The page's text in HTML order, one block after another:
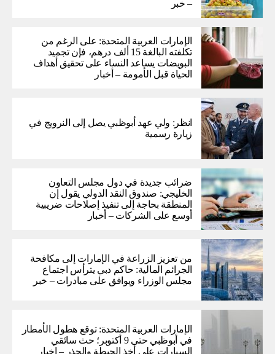
– خبر
الإمارات العربية المتحدة: على الرغم من
تكلفته البالغة 15 ألف درهم، فإن تجميد
البويضات يساعد النساء على تحقيق أهداف
الحياة قبل الأمومة – أخبار
انظر: ولي عهد أبوظبي يصل إلى النرويج في
زيارة رسمية
ضرائب جديدة في دول مجلس التعاون
الخليجي: صندوق النقد الدولي يقول إن
المنطقة بحاجة إلى تنفيذ إصلاحات ضريبية
أوسع على الشركات – أخبار
من تعزيز الزراعة في الإمارات إلى مكافحة
الجرائم المالية: حاكم دبي يترأس اجتماع
مجلس الوزراء ويوافق على مبادرات – خبر
الإمارات العربية المتحدة: توقع هطول الأمطار
في أبوظبي حتى 9 أكتوبر؛ حث سائقي
السيارات على أخذ الحيطة والحذر – اخبار